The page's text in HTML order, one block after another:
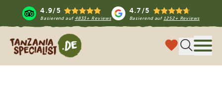
4.9/5
Basierend auf 4833+ Reviews
4.7/5
Basierend auf1252+ Reviews
Tanzania Specialist